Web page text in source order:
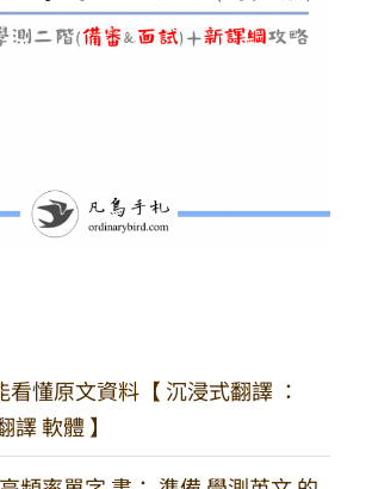
懂原文資料【 沉浸式翻譯 ：
軟體 】